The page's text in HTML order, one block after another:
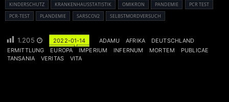
KINDERSCHUTZ
KRANKENHAUSSTATISTIK OMIKRON PANDEMIE
PCR TEST
PCR-TEST
PLANDEMIE SARSCOV2 SELBSTMORDVERSUCH
1.205 2022-01-14 ADAMU AFRIKA
DEUTSCHLAND
ERMITTLUNG
EUROPA IMPERIUM INFERNUM MORTEM
PUBLICAE
TANSANIA
VERITAS VITA